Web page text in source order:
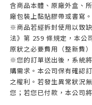
含商品本體、原廠外盒、
廠包裝上黏貼膠帶或書寫。
※商品若經拆封使用以致
法》第 259 條規定，本公
原狀之必要費用（整新費
※您的訂單送出後，系統
購需求。本公司保有確認
之權利。若發生異常狀況
您；若您已付款，本公司